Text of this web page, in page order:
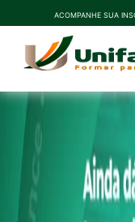
ACOMPANHE SUA